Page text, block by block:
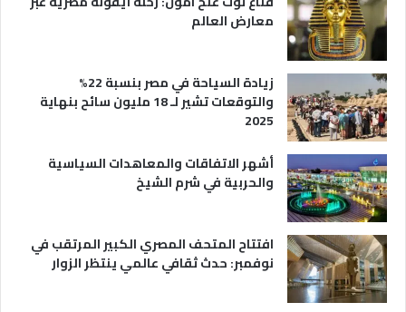
معارض العالم
زيادة السياحة في مصر بنسبة 22%
والتوقعات تشير لـ 18 مليون سائح بنهاية
2025
أشهر الاتفاقات والمعاهدات السياسية
والحربية في شرم الشيخ
افتتاح المتحف المصري الكبير المرتقب في
نوفمبر: حدث ثقافي عالمي ينتظر الزوار